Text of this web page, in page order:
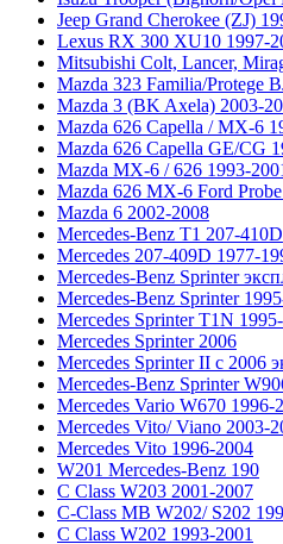
Jeep Grand Cherokee (ZJ)
Lexus RX 300 XU10 1997-
Mitsubishi Colt, Lancer,
Mazda 323 Familia/Protege
Mazda 3 (BK Axela) 2003-
Mazda 626 Capella / MX-6
Mazda 626 Capella GE/CG
Mazda MX-6 / 626 1993-
Mazda 626 MX-6 Ford
Mazda 6 2002-2008
Mercedes-Benz T1 207-410D
Mercedes 207-409D 1977-
Mercedes-Benz Sprinter
Mercedes-Benz Sprinter
Mercedes Sprinter T1N
Mercedes Sprinter 2006
Mercedes Sprinter II с 2006
Mercedes-Benz Sprinter
Mercedes Vario W670 1996-
Mercedes Vito/ Viano 2003-
Mercedes Vito 1996-2004
W201 Mercedes-Benz 190
C Class W203 2001-2007
C-Class MB W202/ S202
C Class W202 1993-2001